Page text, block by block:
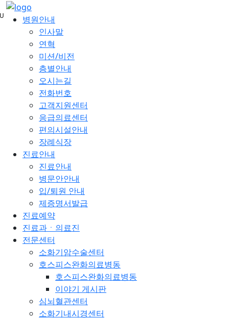
메
뉴
병원안내
인사말
연혁
미션/비전
층별안내
오시는길
전화번호
고객지원센터
응급의료센터
편의시설안내
장례식장
진료안내
진료안내
병문안안내
입/퇴원 안내
제증명서발급
진료예약
진료과ㆍ의료진
전문센터
소화기암수술센터
호스피스완화의료병동
호스피스완화의료병동
이야기 게시판
심뇌혈관센터
소화기내시경센터